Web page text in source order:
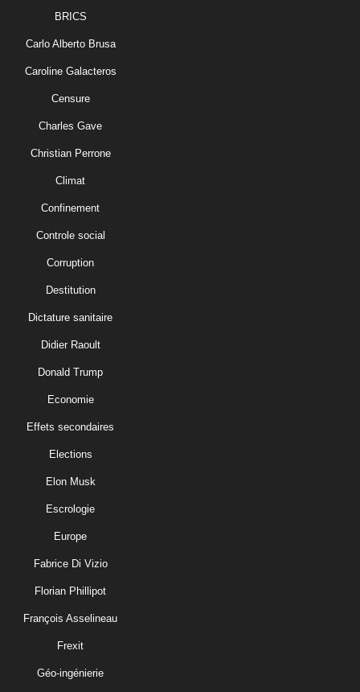
BRICS
Carlo Alberto Brusa
Caroline Galacteros
Censure
Charles Gave
Christian Perrone
Climat
Confinement
Controle social
Corruption
Destitution
Dictature sanitaire
Didier Raoult
Donald Trump
Economie
Effets secondaires
Elections
Elon Musk
Escrologie
Europe
Fabrice Di Vizio
Florian Phillipot
François Asselineau
Frexit
Géo-ingénierie